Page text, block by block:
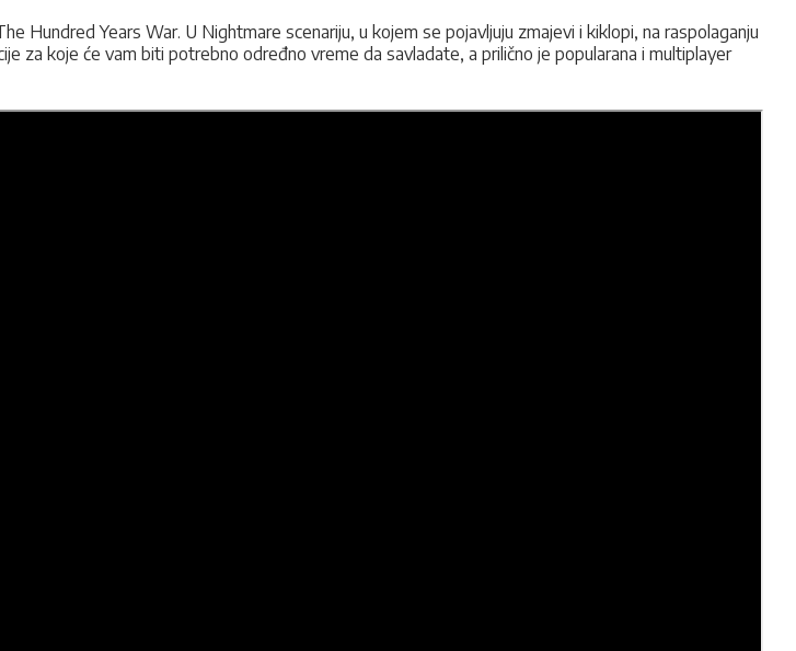
Hundred Years War. U Nightmare scenariju, u kojem se pojavljuju zmajevi i kiklopi, na raspolaganju
za koje će vam biti potrebno određno vreme da savladate, a prilično je popularana i multiplayer